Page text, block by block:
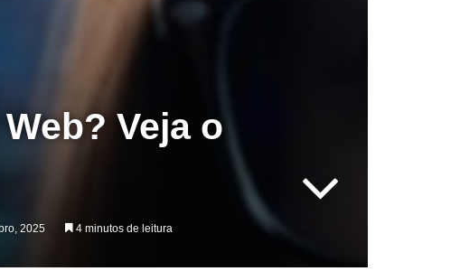
Veja o
2025 4 minutos de leitura